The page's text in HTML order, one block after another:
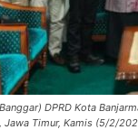
DPRD Kota
Jawa Timur, Kamis (5/2/